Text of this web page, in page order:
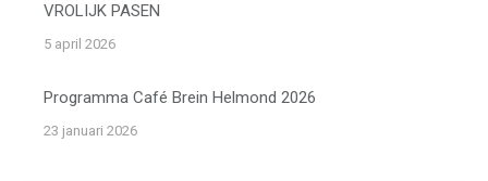
VROLIJK PASEN
5 april 2026
Programma Café Brein Helmond 2026
23 januari 2026